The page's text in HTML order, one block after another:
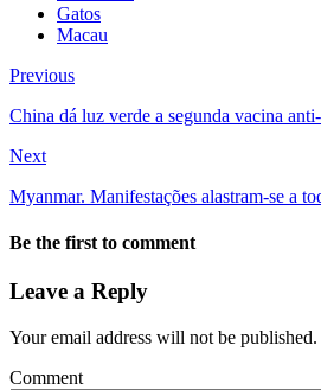
Gatos
Macau
Previous
China dá luz verde a segunda vacina
Next
Myanmar. Manifestações alastram-se a
Be the first to comment
Leave a Reply
Your email address will not be published.
Comment